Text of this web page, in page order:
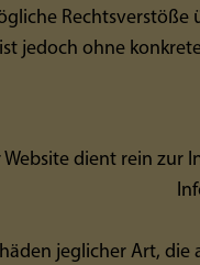
jedoch ohne
Website dient rein
jeglicher Art,